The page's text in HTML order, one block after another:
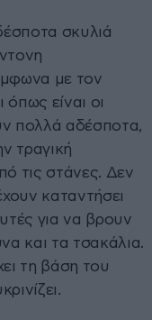
σκυλιά
με τον
είναι οι
πολλά αδέσποτα,
τραγική
τις στάνες. Δεν
καταντήσει
για να βρουν
και τα τσακάλια.
τη βάση του